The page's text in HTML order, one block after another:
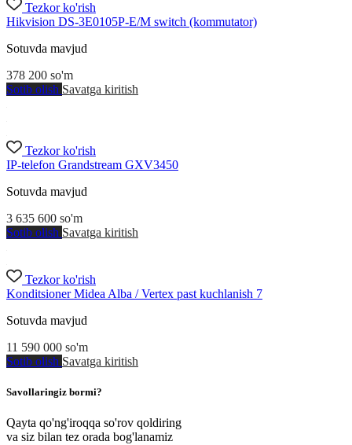
Tezkor ko'rish
Hikvision DS-3E0105P-E/M switch (kommutator)
Sotuvda mavjud
378 200 so'm
Sotib olish Savatga kiritish
Tezkor ko'rish
IP-telefon Grandstream GXV3450
Sotuvda mavjud
3 635 600 so'm
Sotib olish Savatga kiritish
Tezkor ko'rish
Konditsioner Midea Alba / Vertex past kuchlanish 7
Sotuvda mavjud
11 590 000 so'm
Sotib olish Savatga kiritish
Savollaringiz bormi?
Qayta qo'ng'iroqqa so'rov qoldiring
va siz bilan tez orada bog'lanamiz